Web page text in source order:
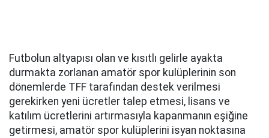
Futbolun altyapısı olan ve kısıtlı gelirle ayakta
durmakta zorlanan amatör spor kulüplerinin son
dönemlerde TFF tarafından destek verilmesi
gerekirken yeni ücretler talep etmesi, lisans ve
katılım ücretlerini artırmasıyla kapanmanın eşiğine
getirmesi, amatör spor kulüplerini isyan noktasına